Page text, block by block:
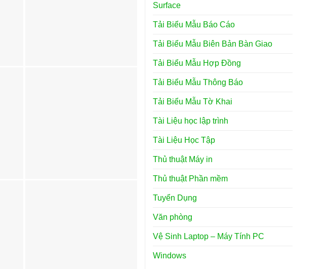
Surface
Tải Biểu Mẫu Báo Cáo
Tải Biểu Mẫu Biên Bản Bàn Giao
Tải Biểu Mẫu Hợp Đồng
Tải Biểu Mẫu Thông Báo
Tải Biểu Mẫu Tờ Khai
Tài Liệu học lập trình
Tài Liệu Học Tập
Thủ thuật Máy in
Thủ thuật Phần mềm
Tuyển Dụng
Văn phòng
Vệ Sinh Laptop – Máy Tính PC
Windows